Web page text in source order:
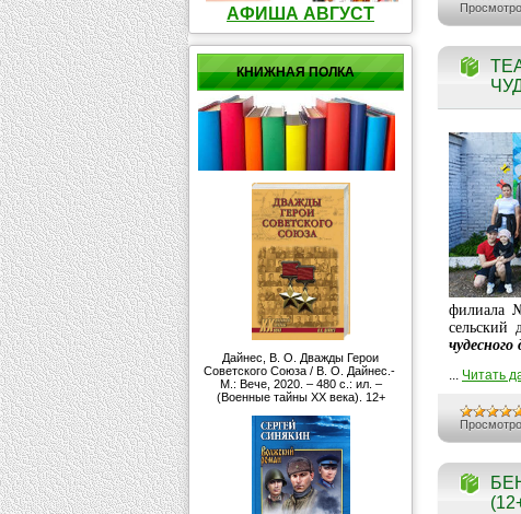
АФИША АВГУСТ
КНИЖНАЯ ПОЛКА
Дайнес, В. О. Дважды Герои
Советского Союза / В. О. Дайнес.-
М.: Вече, 2020. – 480 с.: ил. –
(Военные тайны ХХ века). 12+
филиала
сельский
... Читать